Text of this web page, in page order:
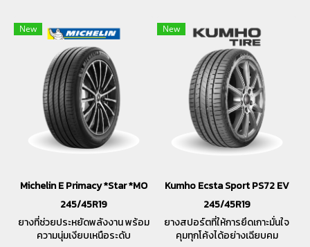
New
Michelin E Primacy *Star *MO
245/45R19
ยางที่ช่วยประหยัดพลังงาน พร้อม
ความนุ่มเงียบเหนือระดับ
New
Kumho Ecsta Sport PS72 EV
245/45R19
ยางสปอร์ตที่ให้การยึดเกาะมั่นใจ
คุมทุกโค้งได้อย่างเฉียบคม